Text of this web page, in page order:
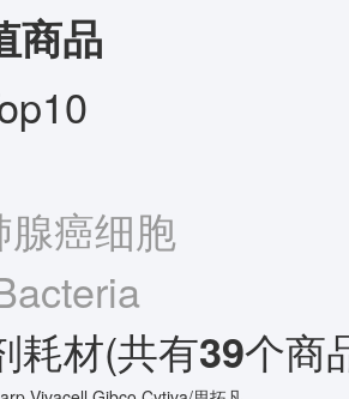
商品
癌细胞
耗材(共有39个商